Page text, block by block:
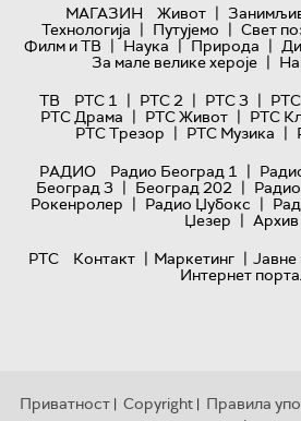
МАГАЗИН
Живот |
Технологијa | Путујемо | Свет
Филм и ТВ | Наука | Природа |
За мале велике хероје |
ТВ
РТС 1 | РТС 2 | РТС 3 |
РТС Драма | РТС Живот | РТС
РТС Трезор | РТС Музика |
РАДИО
Радио Београд 1 |
Београд 3 | Београд 202 |
Рокенролер | Радио Џубокс |
Џезер | Архив
РТС
Контакт | Маркетинг | Јавне
Интернет
Приватност | Copyright | Правила